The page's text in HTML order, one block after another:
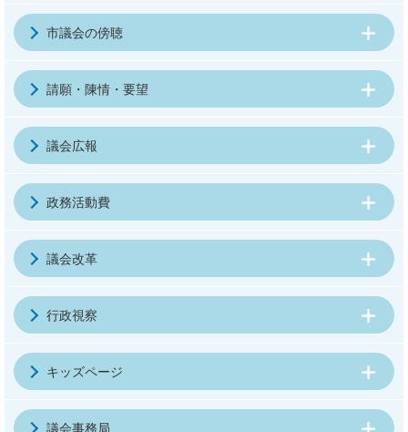
市議会の傍聴
請願・陳情・要望
議会広報
政務活動費
議会改革
行政視察
キッズページ
議会事務局